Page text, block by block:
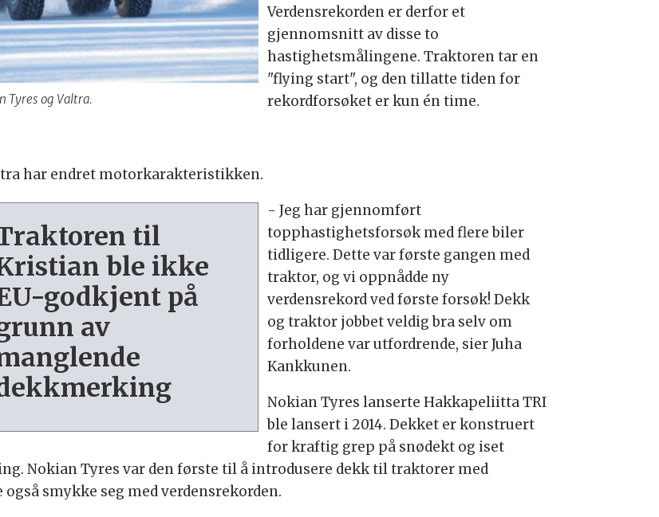
Tyres og Valtra.
Verdensrekorden er derfor et
gjennomsnitt av disse to
hastighetsmålingene. Traktoren tar en
"flying start", og den tillatte tiden for
rekordforsøket er kun én time.
har endret motorkarakteristikken.
til
ble ikke
godkjent på
av
- Jeg har gjennomført
topphastighetsforsøk med flere biler
tidligere. Dette var første gangen med
traktor, og vi oppnådde ny
verdensrekord ved første forsøk! Dekk
og traktor jobbet veldig bra selv om
forholdene var utfordrende, sier Juha
Kankkunen.
Nokian Tyres lanserte Hakkapeliitta TRI
ble lansert i 2014. Dekket er konstruert
for kraftig grep på snødekt og iset
Nokian Tyres var den første til å introdusere dekk til traktorer med
smykke seg med verdensrekorden.